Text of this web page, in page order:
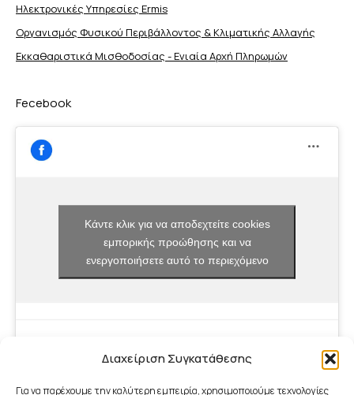
Διαχείριση Συγκατάθεσης
Για να παρέχουμε την καλύτερη εμπειρία, χρησιμοποιούμε τεχνολογίες
Ηλεκτρονικές Υπηρεσίες Ermis
Οργανισμός Φυσικού Περιβάλλοντος & Κλιματικής Aλλαγής
Εκκαθαριστικά Μισθοδοσίας - Ενιαία Αρχή Πληρωμών
Fecebook
Κάντε κλικ για να αποδεχτείτε cookies
εμπορικής προώθησης και να
ενεργοποιήσετε αυτό το περιεχόμενο